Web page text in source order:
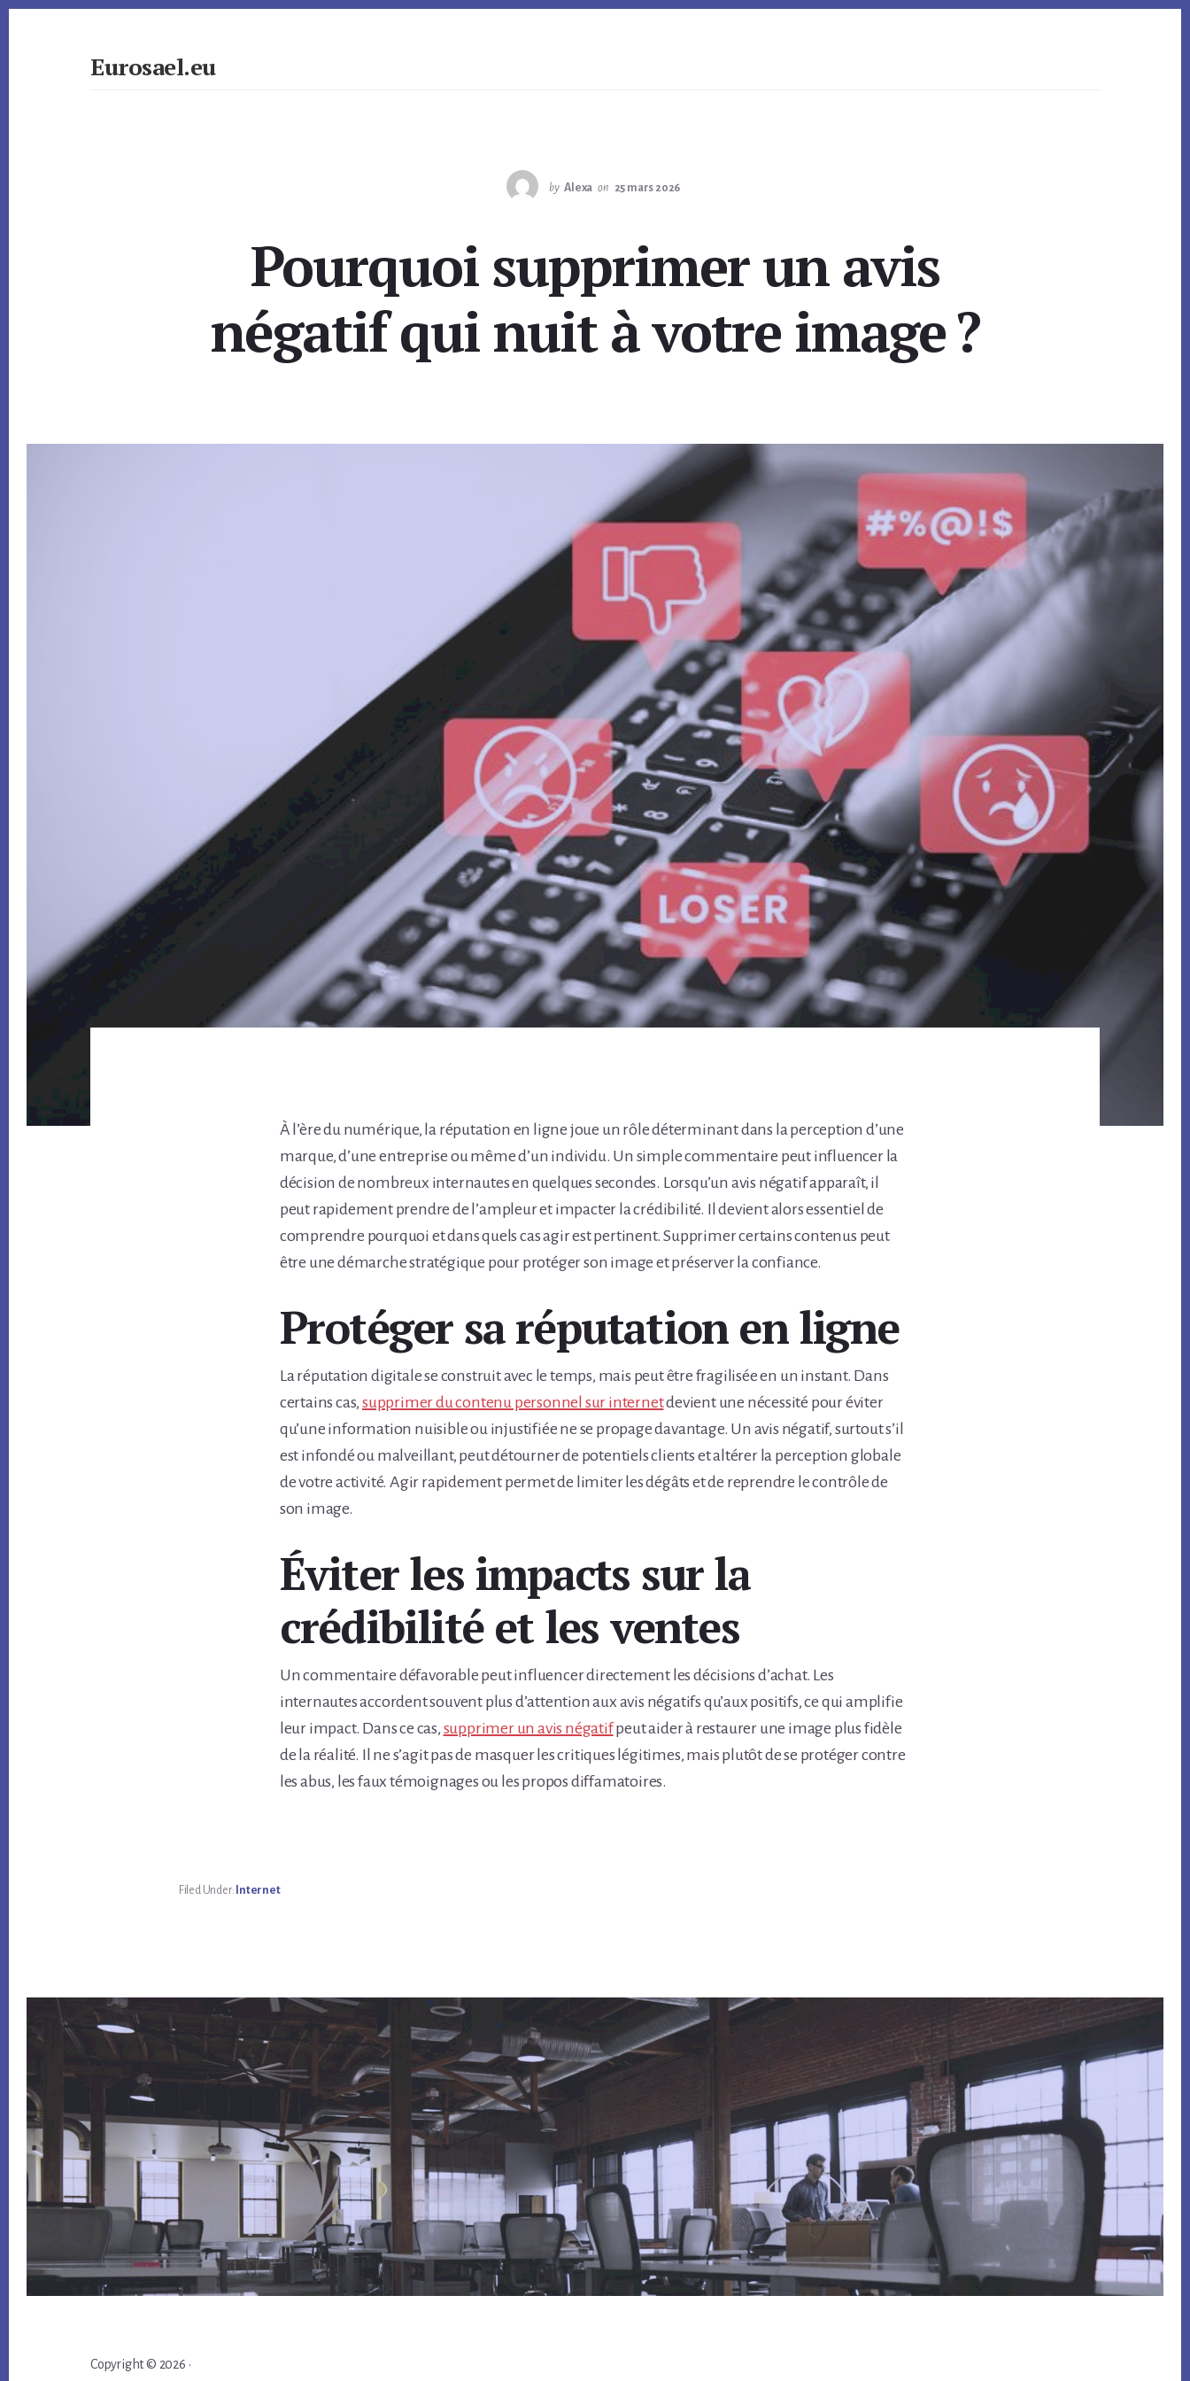
Eurosael.eu
by Alexa on 25 mars 2026
Pourquoi supprimer un avis
négatif qui nuit à votre image ?
À l’ère du numérique, la réputation en ligne joue un rôle déterminant dans la perception d’une
marque, d’une entreprise ou même d’un individu. Un simple commentaire peut influencer la
décision de nombreux internautes en quelques secondes. Lorsqu’un avis négatif apparaît, il
peut rapidement prendre de l’ampleur et impacter la crédibilité. Il devient alors essentiel de
comprendre pourquoi et dans quels cas agir est pertinent. Supprimer certains contenus peut
être une démarche stratégique pour protéger son image et préserver la confiance.
Protéger sa réputation en ligne
La réputation digitale se construit avec le temps, mais peut être fragilisée en un instant. Dans
certains cas, supprimer du contenu personnel sur internetdevient une nécessité pour éviter
qu’une information nuisible ou injustifiée ne se propage davantage. Un avis négatif, surtout s’il
est infondé ou malveillant, peut détourner de potentiels clients et altérer la perception globale
de votre activité. Agir rapidement permet de limiter les dégâts et de reprendre le contrôle de
son image.
Éviter les impacts sur la
crédibilité et les ventes
Un commentaire défavorable peut influencer directement les décisions d’achat. Les
internautes accordent souvent plus d’attention aux avis négatifs qu’aux positifs, ce qui amplifie
leur impact. Dans ce cas, supprimer un avis négatifpeut aider à restaurer une image plus fidèle
de la réalité. Il ne s’agit pas de masquer les critiques légitimes, mais plutôt de se protéger contre
les abus, les faux témoignages ou les propos diffamatoires.
Filed Under: Internet
Copyright © 2026 ·